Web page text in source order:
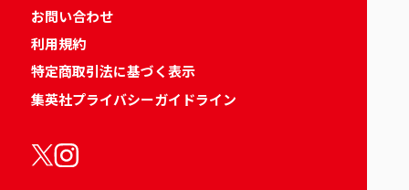
お問い合わせ
利用規約
特定商取引法に基づく表示
集英社プライバシーガイドライン